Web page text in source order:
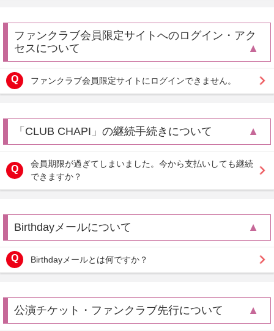
ファンクラブ会員限定サイトへのログイン・アク
セスについて
ファンクラブ会員限定サイトにログインできません。
「CLUB CHAPI」の継続手続きについて
会員期限が過ぎてしまいました。今から支払いしても継続
できますか？
Birthdayメールについて
Birthdayメールとは何ですか？
公演チケット・ファンクラブ先行について